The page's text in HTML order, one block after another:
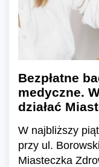
Bezpłatne
medyczne.
działać
W najbliższy
przy ul.
Miasteczka